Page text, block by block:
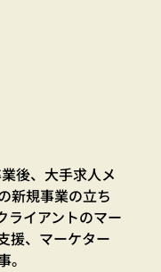
後、大手求人メ
新規事業の立ち
ライアントのマー
援、マーケター